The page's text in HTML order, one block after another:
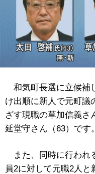
和気町長選に立候補
け出順に新人で元町議
ざす現職の草加信義さ
延堂守さん（63）です。
また、同時に行われ
員2に対して元職2人と